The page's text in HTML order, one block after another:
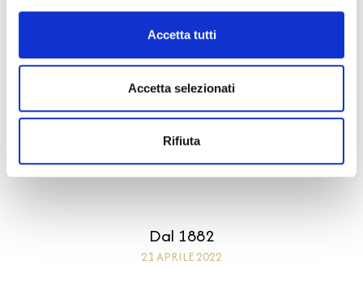
Accetta tutti
Accetta selezionati
Rifiuta
Dal 1882
21 APRILE 2022